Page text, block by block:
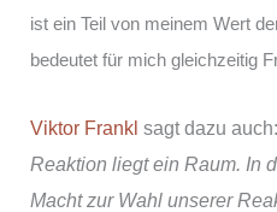
ist ein Teil von meinem Wert
bedeutet für mich gleichzeitig
Viktor Frankl sagt dazu
Reaktion liegt ein Raum. In
Macht zur Wahl unserer